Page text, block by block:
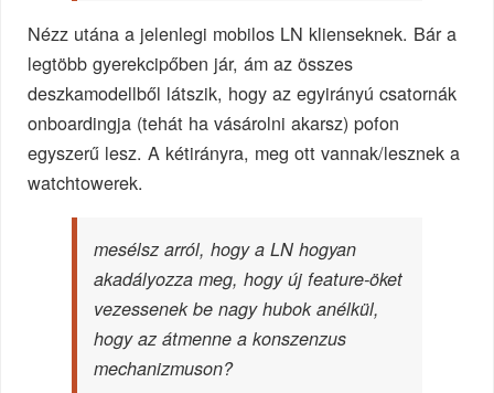
Nézz utána a jelenlegi mobilos LN klienseknek. Bár a
legtöbb gyerekcipőben jár, ám az összes
deszkamodellből látszik, hogy az egyirányú csatornák
onboardingja (tehát ha vásárolni akarsz) pofon
egyszerű lesz. A kétirányra, meg ott vannak/lesznek a
watchtowerek.
mesélsz arról, hogy a LN hogyan
akadályozza meg, hogy új feature-öket
vezessenek be nagy hubok anélkül,
hogy az átmenne a konszenzus
mechanizmuson?